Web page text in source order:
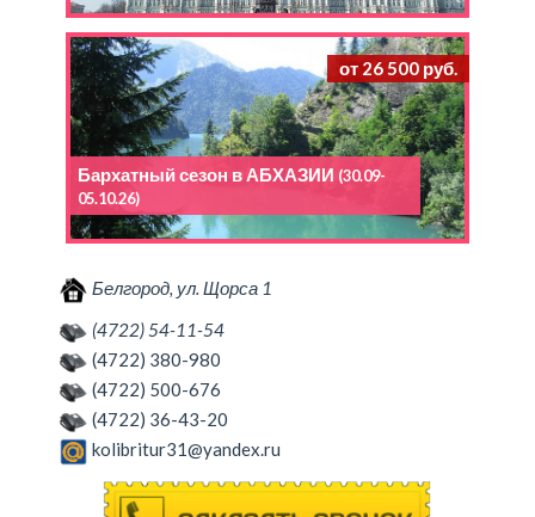
от 26 500 руб.
Бархатный сезон в АБХАЗИИ (30.09-
05.10.26)
Белгород, ул. Щорса 1
(4722) 54-11-54
(4722) 380-980
(4722) 500-676
(4722) 36-43-20
kolibritur31@yandex.ru